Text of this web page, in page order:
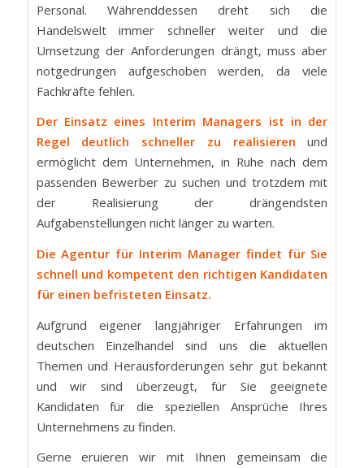
Personal. Währenddessen dreht sich die
Handelswelt immer schneller weiter und die
Umsetzung der Anforderungen drängt, muss aber
notgedrungen aufgeschoben werden, da viele
Fachkräfte fehlen.
Der Einsatz eines Interim Managers ist in der
Regel deutlich schneller zu realisierenund
ermöglicht dem Unternehmen, in Ruhe nach dem
passenden Bewerber zu suchen und trotzdem mit
der Realisierung der drängendsten
Aufgabenstellungen nicht länger zu warten.
Die Agentur für Interim Manager findet für Sie
schnell und kompetent den richtigen Kandidaten
für einen befristeten Einsatz.
Aufgrund eigener langjähriger Erfahrungen im
deutschen Einzelhandel sind uns die aktuellen
Themen und Herausforderungen sehr gut bekannt
und wir sind überzeugt, für Sie geeignete
Kandidaten für die speziellen Ansprüche Ihres
Unternehmens zu finden.
Gerne eruieren wir mit Ihnen gemeinsam die